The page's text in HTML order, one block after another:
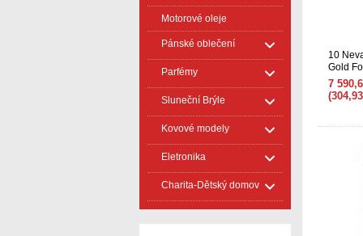
Motorové oleje
Pánské oblečení
Parfémy
Sluneční Brýle
Kovové modely
Eletronika
Charita-Dětský domov
10
Gold
7